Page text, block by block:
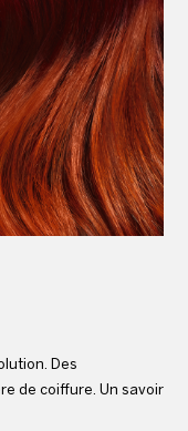
Des
de coiffure. Un savoir